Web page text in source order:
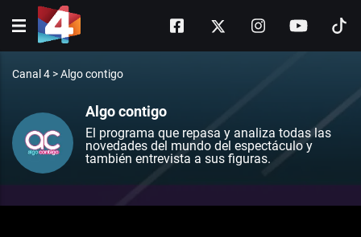
Canal 4 >Algo contigo
Algo contigo
El programa que repasa y analiza todas las
novedades del mundo del espectáculo y
también entrevista a sus figuras.